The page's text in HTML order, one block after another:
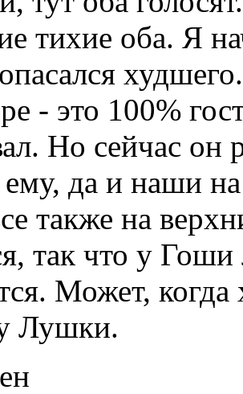
тихие оба. Я
- это 100%
Но сейчас он
да и наши
также на
так что у
Может,
Лушки.